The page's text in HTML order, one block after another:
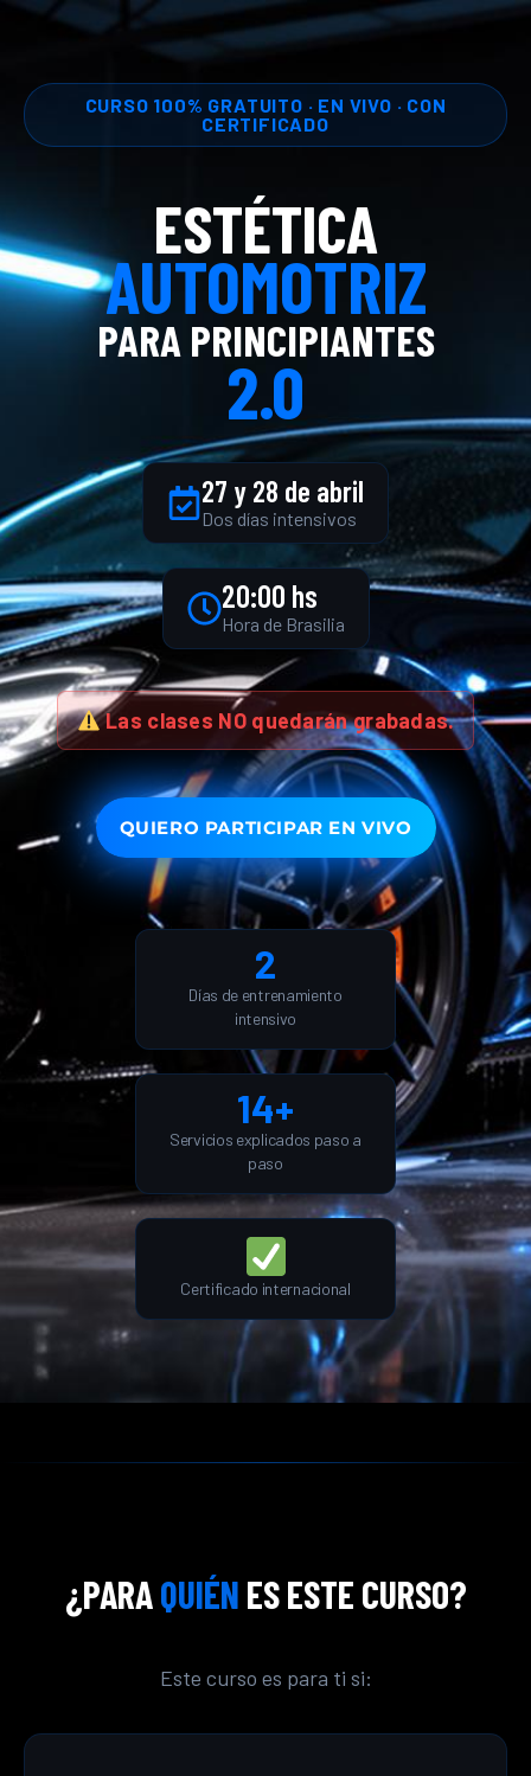
CURSO 100% GRATUITO · EN VIVO · CON
CERTIFICADO
ESTÉTICA
AUTOMOTRIZ
PARA PRINCIPIANTES
2.0
27 y 28 de abril
Dos días intensivos
20:00 hs
Hora de Brasilia
Las clases NO quedarán grabadas.
QUIERO PARTICIPAR EN VIVO
2
Días de entrenamiento
intensivo
14+
Servicios explicados paso a
paso
Certificado internacional
¿PARAQUIÉN ES ESTE CURSO?
Este curso es para ti si: